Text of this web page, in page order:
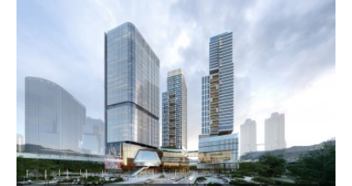
연면적 : 160422.3796㎡
규모 : B2~29F
건축용도 : 공동주택, 부대복리시설